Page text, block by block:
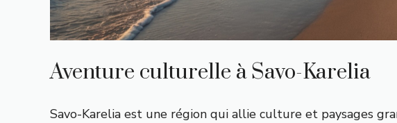
Aventure culturelle à Savo-Karelia
Savo-Karelia est une région qui allie culture et paysages